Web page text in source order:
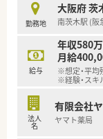
勤務地
大阪府 茨
南茨木駅 (阪
給与
年収580
月給
※想定・平均
※経験・スキ
法人
名
有限会社
ヤマト薬局